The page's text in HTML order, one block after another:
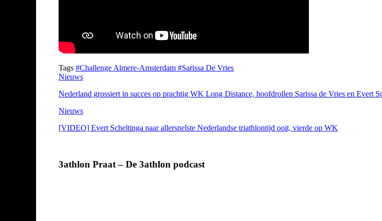
Tags #Challenge Almere-Amsterdam #Sarissa De Vries
Nieuws
Nederland grossiert in succes op prachtig WK Long Distance, hoofdrollen Sarissa de Vries en Evert
Nieuws
[VIDEO] Evert Scheltinga naar allersnelste Nederlandse triathlontijd ooit, vierde op WK
3athlon Praat – De 3athlon podcast